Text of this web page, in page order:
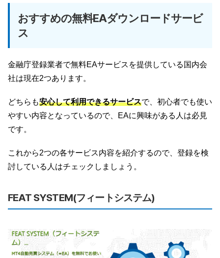
おすすめの無料EAダウンロードサービ
ス
金融庁登録業者で無料EAサービスを提供している国内会
社は現在2つあります。
どちらも安心して利用できるサービスで、初心者でも使い
やすい内容となっているので、EAに興味がある人は必見
です。
これから2つの各サービス内容を紹介するので、登録を検
討している人はチェックしましょう。
FEAT SYSTEM(フィートシステム)